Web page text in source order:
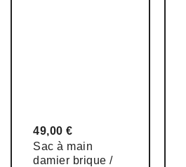
49,00 €
Sac à main
damier brique /